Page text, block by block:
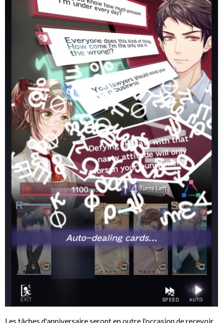
Les tâches d'anniversaire seront en outre l'occasion de recevoir